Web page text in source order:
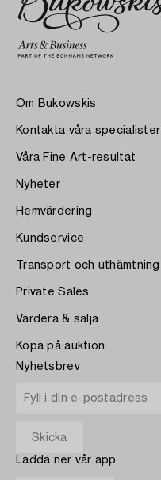
Om Bukowskis
Kontakta våra specialister
Våra Fine Art-resultat
Nyheter
Hemvärdering
Kundservice
Transport och uthämtning
Private Sales
Värdera & sälja
Köpa på auktion
Nyhetsbrev
Ladda ner vår app